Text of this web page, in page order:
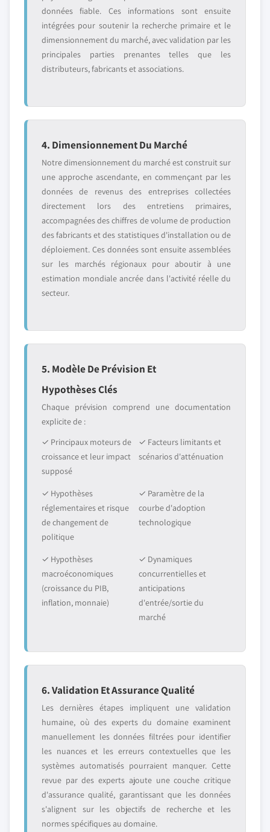
données fiable. Ces informations sont ensuite
intégrées pour soutenir la recherche primaire et le
dimensionnement du marché, avec validation par les
principales parties prenantes telles que les
distributeurs, fabricants et associations.
4. Dimensionnement Du Marché
Notre dimensionnement du marché est construit sur
une approche ascendante, en commençant par les
données de revenus des entreprises collectées
directement lors des entretiens primaires,
accompagnées des chiffres de volume de production
des fabricants et des statistiques d'installation ou de
déploiement. Ces données sont ensuite assemblées
sur les marchés régionaux pour aboutir à une
estimation mondiale ancrée dans l'activité réelle du
secteur.
5. Modèle De Prévision Et
Hypothèses Clés
Chaque prévision comprend une documentation
explicite de :
✓ Principaux moteurs de
croissance et leur impact
supposé
✓ Facteurs limitants et
scénarios d'atténuation
✓ Hypothèses
réglementaires et risque
de changement de
politique
✓ Paramètre de la
courbe d'adoption
technologique
✓ Hypothèses
macroéconomiques
(croissance du PIB,
inflation, monnaie)
✓ Dynamiques
concurrentielles et
anticipations
d'entrée/sortie du
marché
6. Validation Et Assurance Qualité
Les dernières étapes impliquent une validation
humaine, où des experts du domaine examinent
manuellement les données filtrées pour identifier
les nuances et les erreurs contextuelles que les
systèmes automatisés pourraient manquer. Cette
revue par des experts ajoute une couche critique
d'assurance qualité, garantissant que les données
s'alignent sur les objectifs de recherche et les
normes spécifiques au domaine.